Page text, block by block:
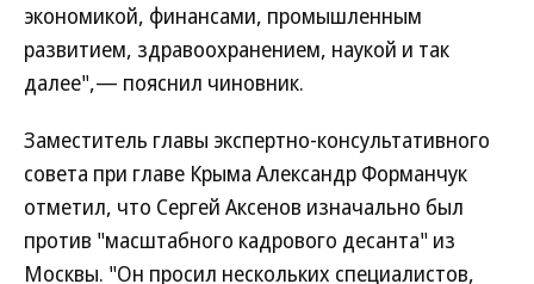
экономикой, финансами, промышленным
развитием, здравоохранением, наукой и так
далее",— пояснил чиновник.
Заместитель главы экспертно-консультативного
совета при главе Крыма Александр Форманчук
отметил, что Сергей Аксенов изначально был
против "масштабного кадрового десанта" из
Москвы. "Он просил нескольких специалистов,